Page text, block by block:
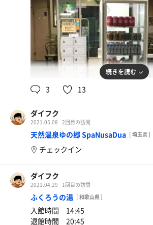
続きを読む
3 13
ダイフク
2021.05.08 2回目の訪問
天然温泉ゆの郷 SpaNusaDua [ 埼玉県 ]
チェックイン
ダイフク
2021.04.29 1回目の訪問
ふくろうの湯 [ 和歌山県 ]
入館時間 14:45
退館時間 20:45